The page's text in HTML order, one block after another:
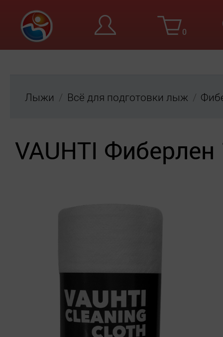
0
Лыжи Всё для подготовки лыж
VAUHTI Фиберлен